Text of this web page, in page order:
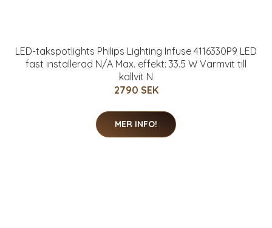
LED-takspotlights Philips Lighting Infuse 4116330P9 LED
fast installerad N/A Max. effekt: 33.5 W Varmvit till
kallvit N
2790 SEK
MER INFO!